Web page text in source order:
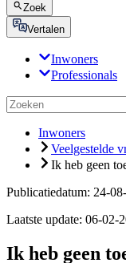
Zoek
Vertalen
Inwoners
Professionals
Inwoners
Veelgestelde
Ik heb geen
Publicatiedatum: 24-
Laatste update: 06-02-
Ik heb geen